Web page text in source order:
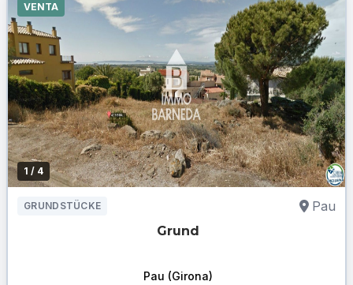
1 / 4
VENTA
GRUNDSTÜCKE Pau
Grund
Pau (Girona)